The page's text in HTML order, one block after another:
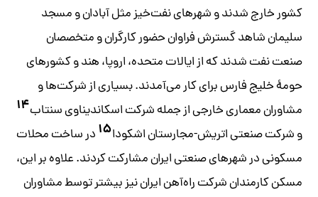
کشور خارج شدند و شهرهای نفت‌خیز مثل آبادان و مسجد
سلیمان شاهد گسترش فراوان حضور کارگران و متخصصان
صنعت نفت شدند که از ایالات متحده، اروپا، هند و کشورهای
حومۀ خلیج ‌فارس برای کار می‌آمدند. بسیاری از شرکت‌ها و
مشاوران معماری خارجی از جمله شرکت اسکاندیناوی سنتاب۱۴
و شرکت صنعتی اتریش-مجارستان اشکودا۱۵در ساخت محلات
مسکونی در شهرهای صنعتی ایران مشارکت کردند. علاوه بر این،
مسکن کارمندان شرکت راه‌آهن ایران نیز بیشتر توسط مشاوران